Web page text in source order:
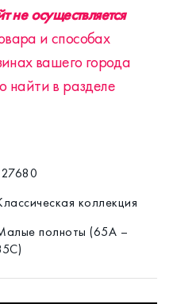
не осуществляется
и способах
вашего города
найти в разделе
коллекция
полноты (65А –